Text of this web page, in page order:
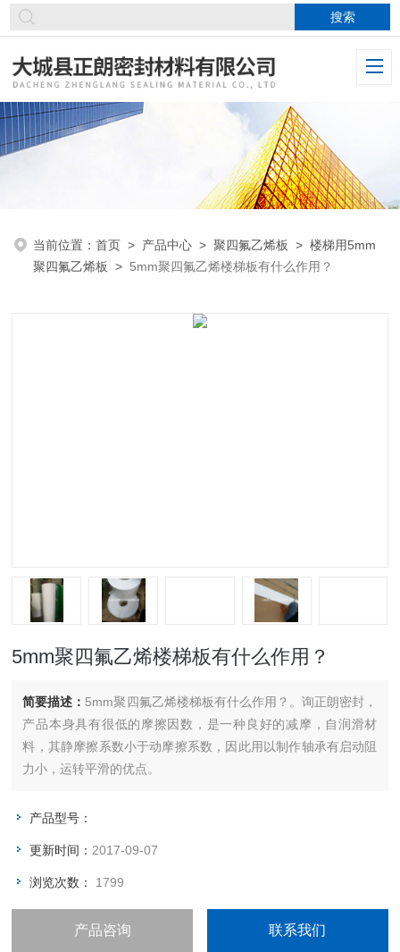
当前位置：首页 > 产品中心 >聚四氟乙烯板 >楼梯用5mm
聚四氟乙烯板
> 5mm聚四氟乙烯楼梯板有什么作用？
5mm聚四氟乙烯楼梯板有什么作用？
简要描述： 5mm聚四氟乙烯楼梯板有什么作用？。询正朗密封，
产品本身具有很低的摩擦因数，是一种良好的减摩，自润滑材
料，其静摩擦系数小于动摩擦系数，因此用以制作轴承有启动阻
力小，运转平滑的优点。
产品型号：
更新时间： 2017-09-07
浏览次数： 1799
产品咨询 联系我们